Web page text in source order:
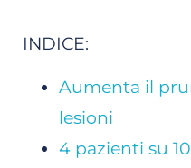
INDICE:
Aumenta il
lesioni
4 pazienti su